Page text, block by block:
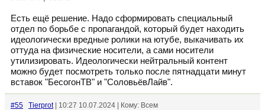
Есть ещё решение. Надо сформировать специальный
отдел по борьбе с пропагандой, который будет находить
идеологически вредные ролики на ютубе, выкачивать их
оттуда на физические носители, а сами носители
утилизировать. Идеологически нейтральный контент
можно будет посмотреть только после пятнадцати минут
вставок "БесогонТВ" и "СоловьёвЛайв".
#55 Tierprot| 10:27 10.07.2024 | Кому: Всем